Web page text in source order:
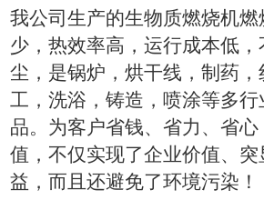
我公司生产的生物质燃烧机
少，热效率高，运行成本低
尘，是锅炉，烘干线，制药
工，洗浴，铸造，喷涂等多
品。为客户省钱、省力、省
值，不仅实现了企业价值、
益，而且还避免了环境污染！